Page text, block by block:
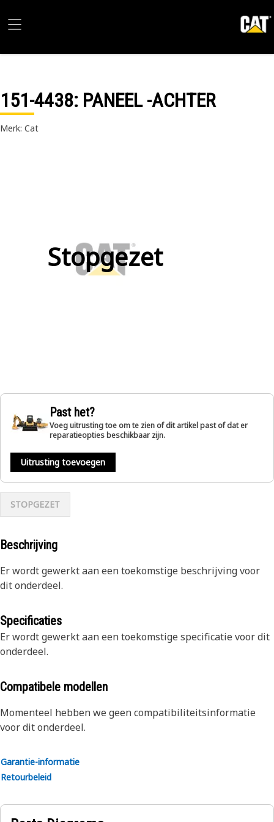
151-4438: PANEEL -ACHTER
Merk: Cat
Stopgezet
Past het?
Voeg uitrusting toe om te zien of dit artikel past of dat er
reparatieopties beschikbaar zijn.
Uitrusting toevoegen
STOPGEZET
Beschrijving
Er wordt gewerkt aan een toekomstige beschrijving voor
dit onderdeel.
Specificaties
Er wordt gewerkt aan een toekomstige specificatie voor dit
onderdeel.
Compatibele modellen
Momenteel hebben we geen compatibiliteitsinformatie
voor dit onderdeel.
Garantie-informatie
Retourbeleid